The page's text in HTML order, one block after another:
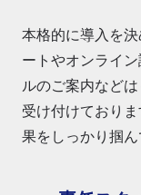
本格的に導入を
ートやオンライ
ルのご案内など
受け付けており
果をしっかり掴ん